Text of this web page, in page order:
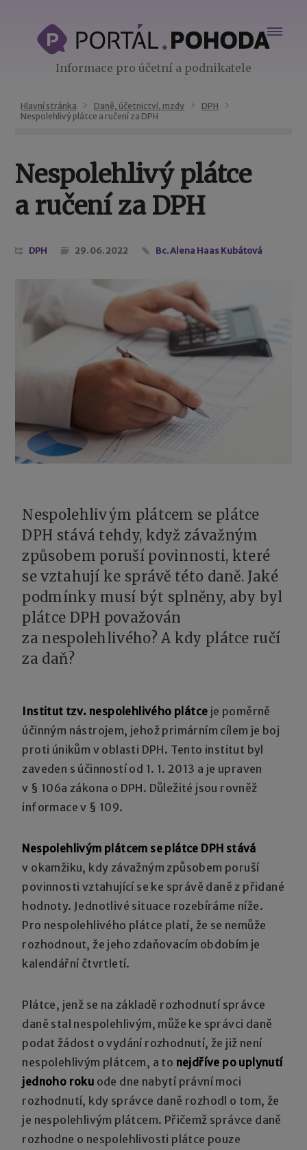
Informace pro účetní a podnikatele
Hlavní stránka Daně, účetnictví, mzdy
DPH
Nespolehlivý plátce a ručení za DPH
Nespolehlivý plátce
a ručení za DPH
DPH 29. 06. 2022 Bc. Alena Haas Kubátová
Nespolehlivým plátcem se plátce
DPH stává tehdy, když závažným
způsobem poruší povinnosti, které
se vztahují ke správě této daně. Jaké
podmínky musí být splněny, aby byl
plátce DPH považován
za nespolehlivého? A kdy plátce ručí
za daň?
Institut tzv. nespolehlivého plátce je poměrně
účinným nástrojem, jehož primárním cílem je boj
proti únikům v oblasti DPH. Tento institut byl
zaveden s účinností od 1. 1. 2013 a je upraven
v § 106a zákona o DPH. Důležité jsou rovněž
informace v § 109.
Nespolehlivým plátcem se plátce DPH stává
v okamžiku, kdy závažným způsobem poruší
povinnosti vztahující se ke správě daně z přidané
hodnoty. Jednotlivé situace rozebíráme níže.
Pro nespolehlivého plátce platí, že se nemůže
rozhodnout, že jeho zdaňovacím obdobím je
kalendářní čtvrtletí.
Plátce, jenž se na základě rozhodnutí správce
daně stal nespolehlivým, může ke správci daně
podat žádost o vydání rozhodnutí, že již není
nespolehlivým plátcem, a to nejdříve po uplynutí
jednoho roku ode dne nabytí právní moci
rozhodnutí, kdy správce daně rozhodl o tom, že
je nespolehlivým plátcem. Přičemž správce daně
rozhodne o nespolehlivosti plátce pouze